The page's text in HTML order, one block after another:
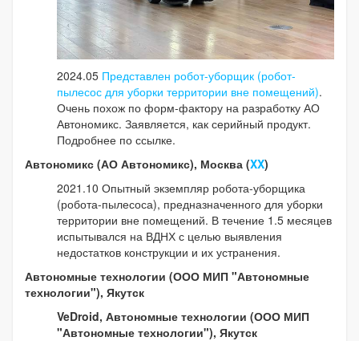
2024.05 Представлен робот-уборщик (робот-
пылесос для уборки территории вне помещений).
Очень похож по форм-фактору на разработку АО
Автономикс. Заявляется, как серийный продукт.
Подробнее по ссылке.
Автономикс (АО Автономикс), Москва (XX)
2021.10 Опытный экземпляр робота-уборщика
(робота-пылесоса), предназначенного для уборки
территории вне помещений. В течение 1.5 месяцев
испытывался на ВДНХ с целью выявления
недостатков конструкции и их устранения.
Автономные технологии (ООО МИП "Автономные
технологии"), Якутск
VeDroid, Автономные технологии (ООО МИП
"Автономные технологии"), Якутск